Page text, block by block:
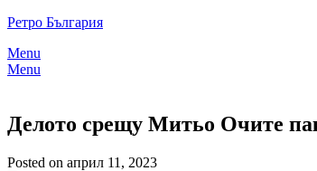
Skip
content
Ретро България
Menu
Menu
Делото срещу Митьо Очите
Posted on април 11, 2023